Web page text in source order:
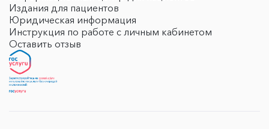
Издания для пациентов
Юридическая информация
Инструкция по работе с личным кабинетом
Оставить отзыв